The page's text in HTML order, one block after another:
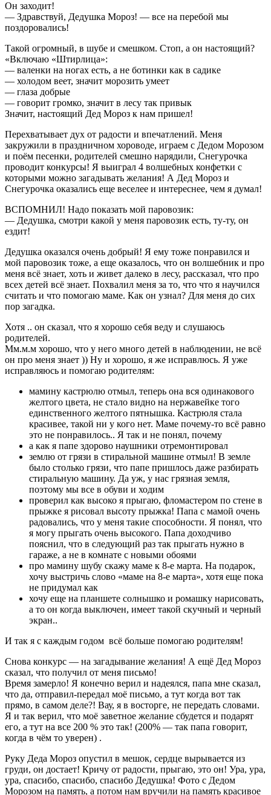
Он заходит!
— Здравствуй, Дедушка Мороз! — все на перебой мы
поздоровались!
Такой огромный, в шубе и смешком. Стоп, а он настоящий?
«Включаю «Штирлица»:
— валенки на ногах есть, а не ботинки как в садике
— холодом веет, значит морозить умеет
— глаза добрые
— говорит громко, значит в лесу так привык
Значит, настоящий Дед Мороз к нам пришел!
Перехватывает дух от радости и впечатлений. Меня
закружили в праздничном хороводе, играем с Дедом Морозом
и поём песенки, родителей смешно нарядили, Снегурочка
проводит конкурсы! Я выиграл 4 волшебных конфетки с
которыми можно загадывать желания! А Дед Мороз и
Снегурочка оказались еще веселее и интереснее, чем я думал!
ВСПОМНИЛ! Надо показать мой паровозик:
— Дедушка, смотри какой у меня паровозик есть, ту-ту, он
ездит!
Дедушка оказался очень добрый! Я ему тоже понравился и
мой паровозик тоже, а еще оказалось, что он волшебник и про
меня всё знает, хоть и живет далеко в лесу, рассказал, что про
всех детей всё знает. Похвалил меня за то, что что я научился
считать и что помогаю маме. Как он узнал? Для меня до сих
пор загадка.
Хотя .. он сказал, что я хорошо себя веду и слушаюсь
родителей.
Мм.м.м хорошо, что у него много детей в наблюдении, не всё
он про меня знает )) Ну и хорошо, я же исправлюсь. Я уже
исправляюсь и помогаю родителям:
мамину кастрюлю отмыл, теперь она вся одинакового
желтого цвета, не стало видно на нержавейке того
единственного желтого пятнышка. Кастрюля стала
красивее, такой ни у кого нет. Маме почему-то всё равно
это не понравилось.. Я так и не понял, почему
а как я папе здорово наушники отремонтировал
землю от грязи в стиральной машине отмыл! В земле
было столько грязи, что папе пришлось даже разбирать
стиральную машину. Да уж, у нас грязная земля,
поэтому мы все в обуви и ходим
проверил как высоко я прыгаю, фломастером по стене в
прыжке я рисовал высоту прыжка! Папа с мамой очень
радовались, что у меня такие способности. Я понял, что
я могу прыгать очень высокого. Папа доходчиво
пояснил, что в следующий раз так прыгать нужно в
гараже, а не в комнате с новыми обоями
про мамину шубу скажу маме к 8-е марта. На подарок,
хочу выстричь слово «маме на 8-е марта», хотя еще пока
не придумал как
хочу еще на планшете солнышко и ромашку нарисовать,
а то он когда выключен, имеет такой скучный и черный
экран..
И так я с каждым годом всё больше помогаю родителям!
Снова конкурс — на загадывание желания! А ещё Дед Мороз
сказал, что получил от меня письмо!
Время замерло! Я конечно верил и надеялся, папа мне сказал,
что да, отправил-передал моё письмо, а тут когда вот так
прямо, в самом деле?! Вау, я в восторге, не передать словами.
Я и так верил, что моё заветное желание сбудется и подарят
его, а тут на все 200 % это так! (200% — так папа говорит,
когда в чём то уверен) .
Руку Деда Мороз опустил в мешок, сердце вырывается из
груди, он достает! Кричу от радости, прыгаю, это он! Ура, ура,
ура, спасибо, спасибо, спасибо Дедушка! Фото с Дедом
Морозом на память, а потом нам вручили на память красивое